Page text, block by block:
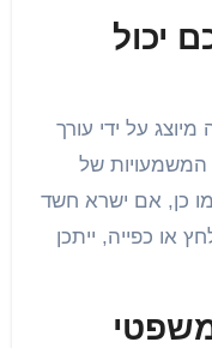
יכול
על ידי עורך
המשמעויות של
כן, אם ישרא חשד
כפייה, ייתכן
משפטי